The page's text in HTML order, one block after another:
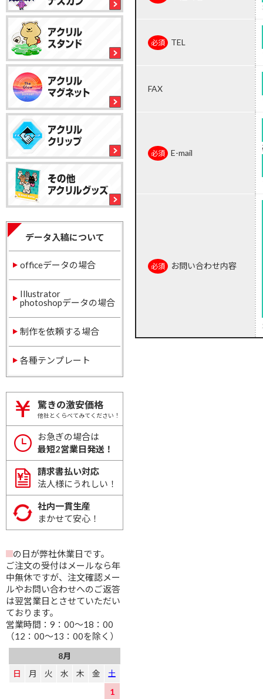
データ入稿について
officeデータの場合
Illustrator
photoshopデータの場合
制作を依頼する場合
各種テンプレート
驚きの激安価格
他社とくらべてみてください！
お急ぎの場合は
最短2営業日発送！
請求書払い対応
法人様にうれしい！
社内一貫生産
まかせて安心！
の日が弊社休業日です。
ご注文の受付はメールなら年
中無休ですが、注文確認メー
ルやお問い合わせへのご返答
は翌営業日とさせていただい
ております。
営業時間：9：00～18：00
（12：00～13：00を除く）
8月
日
月 火 水 木 金
土
1
TEL
FAX
E-mail
お問い合わせ内容